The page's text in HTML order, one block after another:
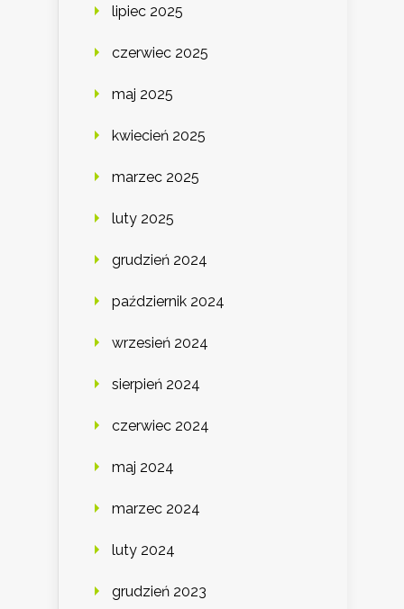
lipiec 2025
czerwiec 2025
maj 2025
kwiecień 2025
marzec 2025
luty 2025
grudzień 2024
październik 2024
wrzesień 2024
sierpień 2024
czerwiec 2024
maj 2024
marzec 2024
luty 2024
grudzień 2023